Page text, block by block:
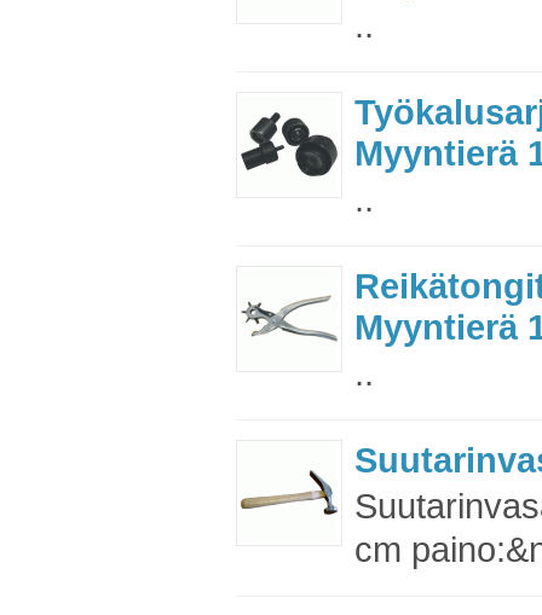
..
Myyntierä
..
Myyntierä
..
cm